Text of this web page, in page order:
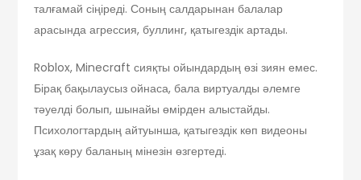
талғамай сіңіреді. Соның салдарынан балалар
арасында агрессия, буллинг, қатыгездік артады.
Roblox, Minecraft сияқты ойындардың өзі зиян емес.
Бірақ бақылаусыз ойнаса, бала виртуалды әлемге
тәуелді болып, шынайы өмірден алыстайды.
Психологтардың айтуынша, қатыгездік көп видеоны
ұзақ көру баланың мінезін өзгертеді.